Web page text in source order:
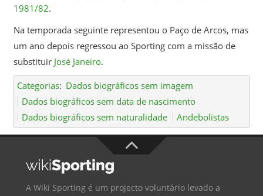
1981/82.
Na temporada seguinte representou o Paço de Arcos, mas
um ano depois regressou ao Sporting com a missão de
substituir José Janeiro.
Categorias: Dados biográficos sem imagem
Dados biográficos sem data de nascimento
Dados biográficos sem naturalidade
Andebolistas
A Wiki Sporting é um projecto voluntário levado a